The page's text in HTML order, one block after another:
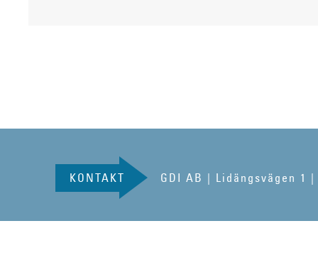
KONTAKT GDI AB | Lidängsvägen 1 |